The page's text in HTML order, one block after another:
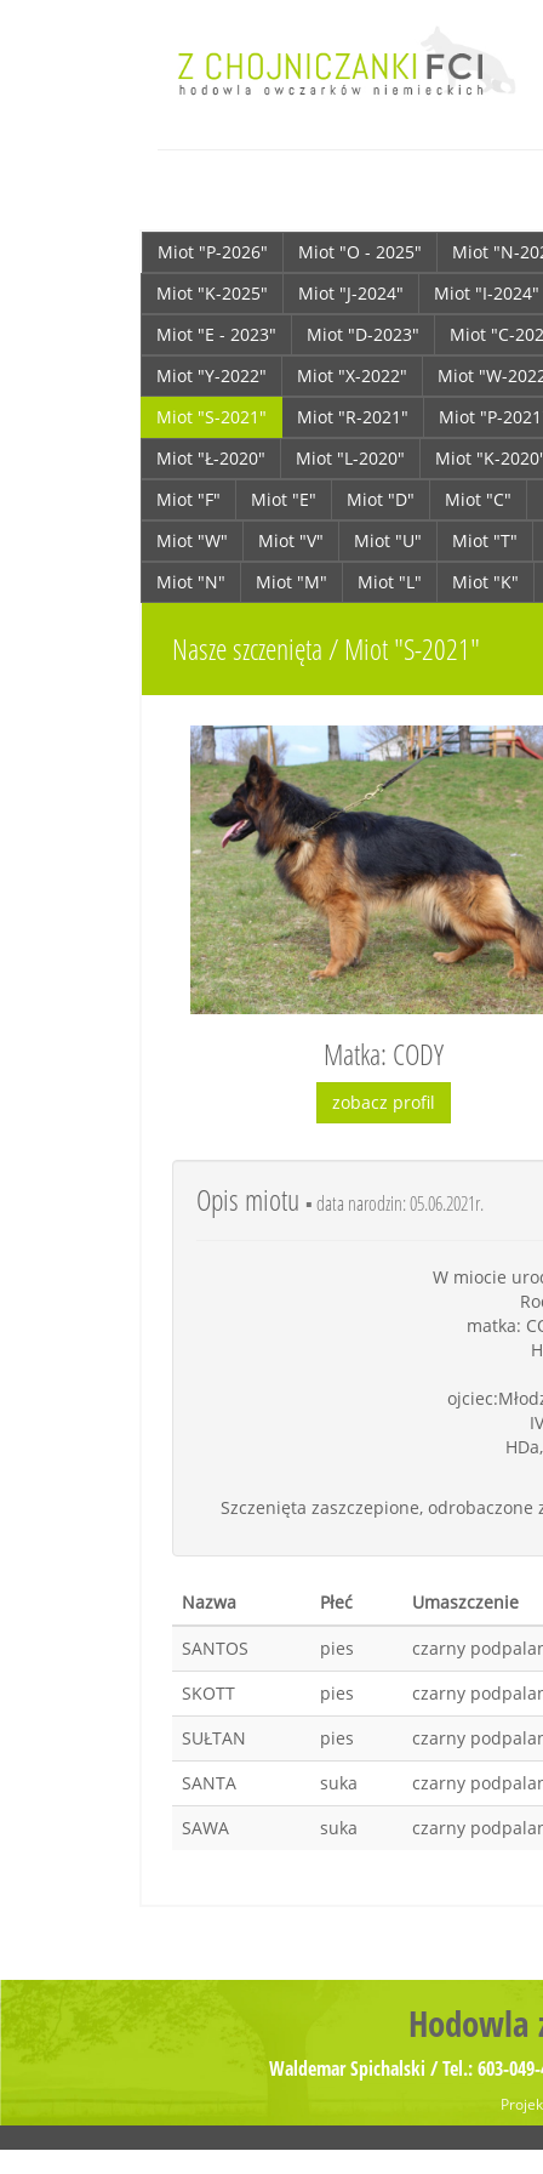
Miot "P-2026" Miot "O - 2025"
Miot "N-
Miot "K-2025"
Miot "J-2024"
Miot "I-2024"
Miot "E - 2023"
Miot "D-2023"
Miot "C-
Miot "Y-2022"
Miot "X-2022"
Miot "W-
Miot "S-2021"
Miot "R-2021"
Miot "P-
Miot "Ł-2020"
Miot "L-2020"
Miot "K-
Miot "F"
Miot "E" Miot "D" Miot "C"
Miot "W"
Miot "V" Miot "U"
Miot "T"
Miot "N"
Miot "M" Miot "L" Miot "K"
Nasze szczenięta / Miot "S-2021"
Matka: CODY
zobacz profil
Opis miotu ▪ data narodzin: 05.06.2021r.
W miocie
matka:
Szczenięta zaszczepione,
Nazwa Płeć
Umaszczenie
SANTOS
pies
czarny
SKOTT
pies
czarny
SUŁTAN
pies
czarny
SANTA
suka
czarny
SAWA
suka czarny
Hodowla
Waldemar Spichalski / Tel.: 603-